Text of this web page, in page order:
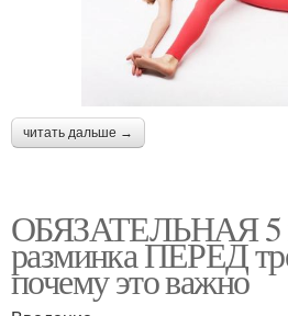
читать дальше →
ОБЯЗАТЕЛЬНАЯ 5
разминка ПЕРЕД
почему это важно